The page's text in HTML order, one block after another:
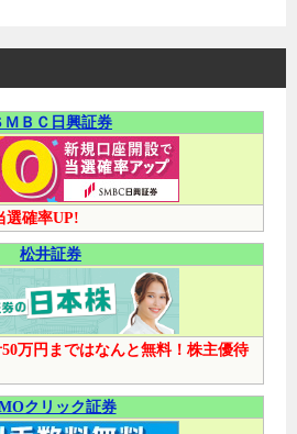
ＭＢＣ日興証券
選確率UP!
松井証券
万円まではなんと無料！株主優待
クリック証券